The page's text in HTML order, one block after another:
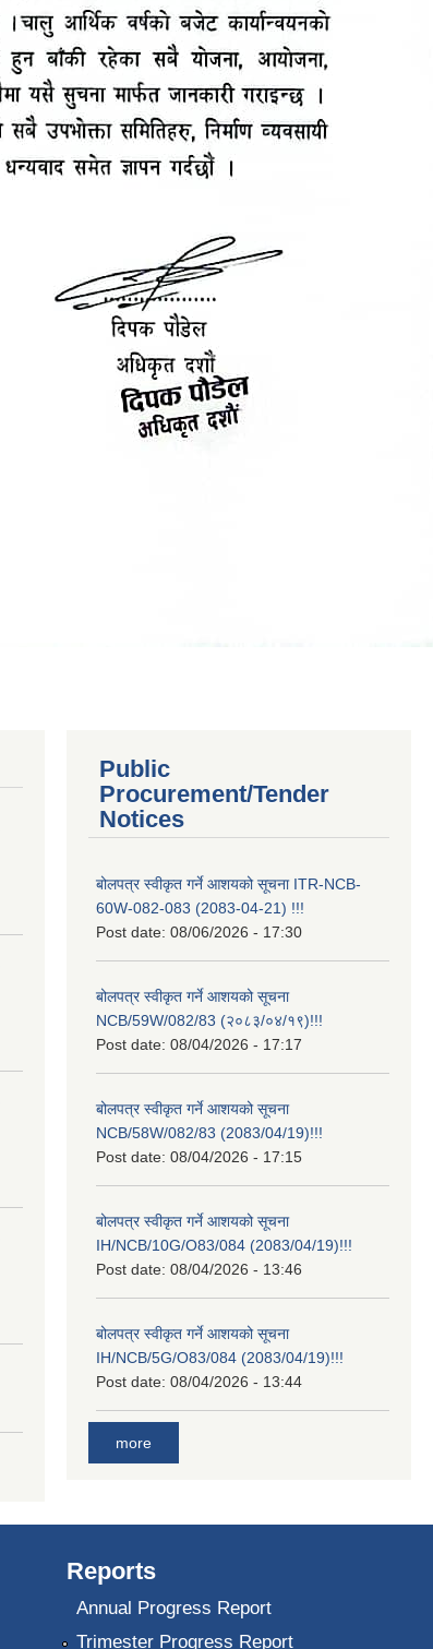
Public
Procurement/Tender
Notices
बोलपत्र स्वीकृत गर्ने आशयको सूचना ITR-NCB-
60W-082-083 (2083-04-21) !!!
Post date: 08/06/2026 - 17:30
बोलपत्र स्वीकृत गर्ने आशयको सूचना
NCB/59W/082/83 (२०८३/०४/१९)!!!
Post date: 08/04/2026 - 17:17
बोलपत्र स्वीकृत गर्ने आशयको सूचना
NCB/58W/082/83 (2083/04/19)!!!
Post date: 08/04/2026 - 17:15
बोलपत्र स्वीकृत गर्ने आशयको सूचना
IH/NCB/10G/O83/084 (2083/04/19)!!!
Post date: 08/04/2026 - 13:46
बोलपत्र स्वीकृत गर्ने आशयको सूचना
IH/NCB/5G/O83/084 (2083/04/19)!!!
Post date: 08/04/2026 - 13:44
more
Reports
Annual Progress Report
Trimester Progress Report